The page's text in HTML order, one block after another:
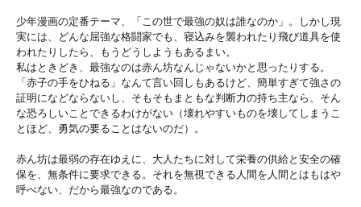
少年漫画の定番テーマ、「この世で最強の奴は誰なのか」。しかし現
実には、どんな屈強な格闘家でも、寝込みを襲われたり飛び道具を使
われたりしたら、もうどうしようもあるまい。
私はときどき、最強なのは赤ん坊なんじゃないかと思ったりする。
「赤子の手をひねる」なんて言い回しもあるけど、簡単すぎて強さの
証明になどならないし、そもそもまともな判断力の持ち主なら、そん
な恐ろしいことできるわけがない（壊れやすいものを壊してしまうこ
とほど、勇気の要ることはないのだ）。
赤ん坊は最弱の存在ゆえに、大人たちに対して栄養の供給と安全の確
保を、無条件に要求できる。それを無視できる人間を人間とはもはや
呼べない、だから最強なのである。